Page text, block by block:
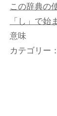
この辞典の
「し」で始
意味
カテゴリー：